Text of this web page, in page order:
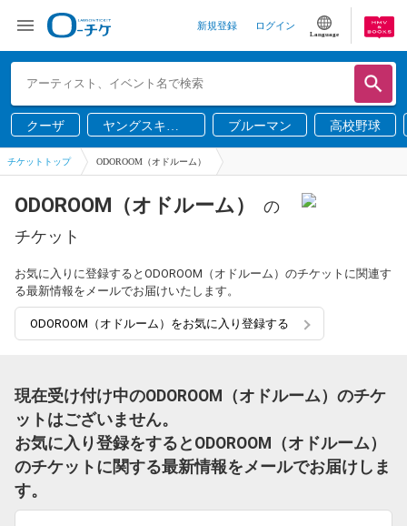
新規登録 ログイン
Language
クーザ
ヤングスキニ
ー
ブルーマン 高校野球
チケットトップ ODOROOM（オドルーム）
ODOROOM（オドルーム）
の
チケット
お気に入りに登録するとODOROOM（オドルーム）のチケットに関連す
る最新情報をメールでお届けいたします。
ODOROOM（オドルーム）をお気に入り登録する
現在受け付け中のODOROOM（オドルーム）のチケ
ットはございません。
お気に入り登録をするとODOROOM（オドルーム）
のチケットに関する最新情報をメールでお届けしま
す。